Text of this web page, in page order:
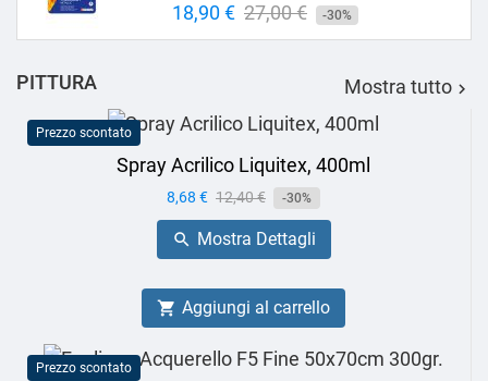
Prezzo
18,90 € Prezzo
base
27,00 € -30%
PITTURA Mostra tutto 
Prezzo scontato
Spray Acrilico Liquitex, 400ml
Prezzo
8,68 € Prezzo
base
12,40 € -30%
 Mostra Dettagli
 Aggiungi al carrello
Prezzo scontato